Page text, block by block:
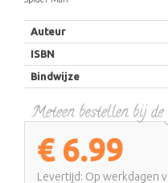
Auteur
ISBN
Bindwijze
€ 6.99
Levertijd: Op werkdagen